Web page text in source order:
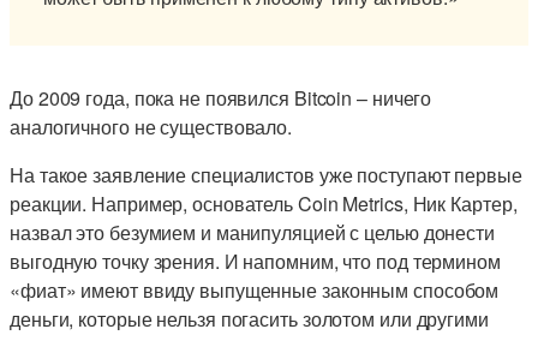
До 2009 года, пока не появился Bitcoin – ничего
аналогичного не существовало.
На такое заявление специалистов уже поступают первые
реакции. Например, основатель Coin Metrics, Ник Картер,
назвал это безумием и манипуляцией с целью донести
выгодную точку зрения. И напомним, что под термином
«фиат» имеют ввиду выпущенные законным способом
деньги, которые нельзя погасить золотом или другими